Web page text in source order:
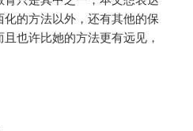
的方法以外，还有其他的保
也许比她的方法更有远见，